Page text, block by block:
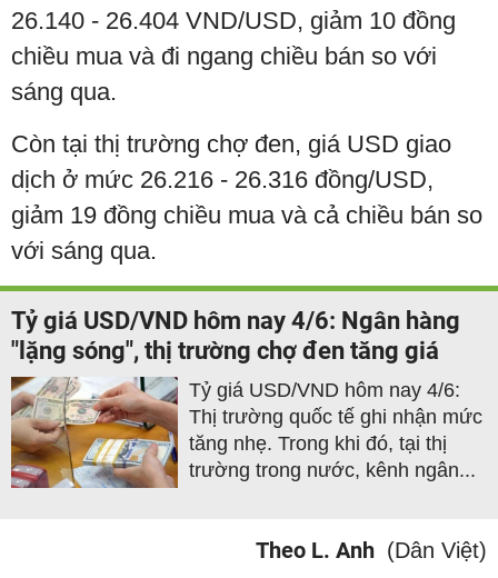
26.140 - 26.404 VND/USD, giảm 10 đồng
chiều mua và đi ngang chiều bán so với
sáng qua.
Còn tại thị trường chợ đen, giá USD giao
dịch ở mức 26.216 - 26.316 đồng/USD,
giảm 19 đồng chiều mua và cả chiều bán so
với sáng qua.
Tỷ giá USD/VND hôm nay 4/6: Ngân hàng
"lặng sóng", thị trường chợ đen tăng giá
Tỷ giá USD/VND hôm nay 4/6:
Thị trường quốc tế ghi nhận mức
tăng nhẹ. Trong khi đó, tại thị
trường trong nước, kênh ngân...
Theo L. Anh (Dân Việt)